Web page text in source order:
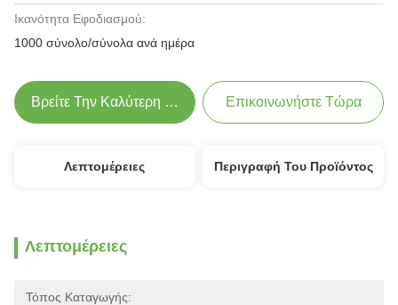
Ικανότητα Εφοδιασμού:
1000 σύνολο/σύνολα ανά ημέρα
Βρείτε Την Καλύτερη Τιμή Επικοινωνήστε Τώρα
Λεπτομέρειες Περιγραφή Του Προϊόντος
Λεπτομέρειες
Τόπος Καταγωγής: